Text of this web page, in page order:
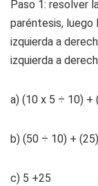
Paso 1: resolver
paréntesis, luego
izquierda a
izquierda a
a) (10 x 5 ÷ 10) +
b) (50 ÷ 10) + (25)
c) 5 +25